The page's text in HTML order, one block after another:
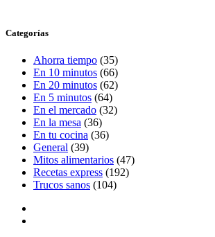
Categorías
Ahorra tiempo (35)
En 10 minutos (66)
En 20 minutos (62)
En 5 minutos (64)
En el mercado (32)
En la mesa (36)
En tu cocina (36)
General (39)
Mitos alimentarios (47)
Recetas express (192)
Trucos sanos (104)